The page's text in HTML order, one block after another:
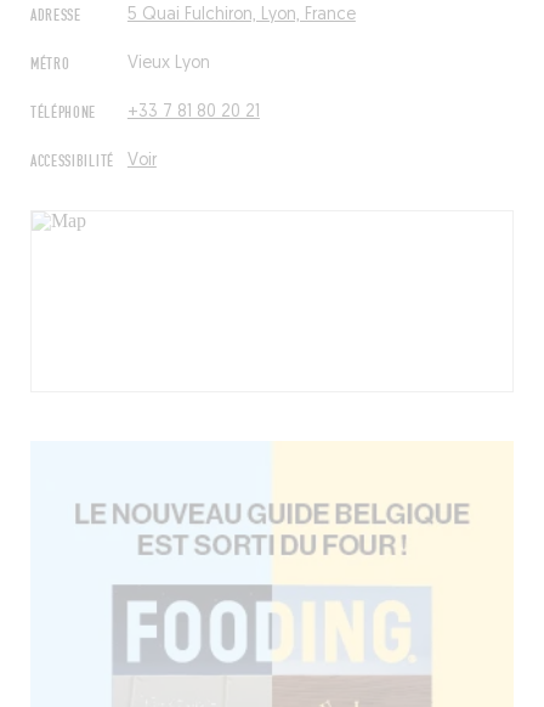
ADRESSE 5 Quai Fulchiron, Lyon, France
MÉTRO Vieux Lyon
TÉLÉPHONE +33 7 81 80 20 21
ACCESSIBILITÉ Voir